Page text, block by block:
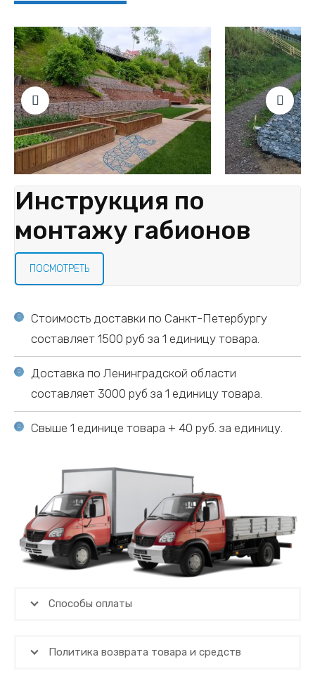
Инструкция по
монтажу габионов
ПОСМОТРЕТЬ
Стоимость доставки по Санкт-Петербургу
составляет 1500 руб за 1 единицу товара.
Доставка по Ленинградской области
составляет 3000 руб за 1 единицу товара.
Свыше 1 единице товара + 40 руб. за единицу.
Способы оплаты
Политика возврата товара и средств